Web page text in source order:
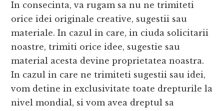
In consecinta, va rugam sa nu ne trimiteti
orice idei originale creative, sugestii sau
materiale. In cazul in care, in ciuda solicitarii
noastre, trimiti orice idee, sugestie sau
material acesta devine proprietatea noastra.
In cazul in care ne trimiteti sugestii sau idei,
vom detine in exclusivitate toate drepturile la
nivel mondial, si vom avea dreptul sa